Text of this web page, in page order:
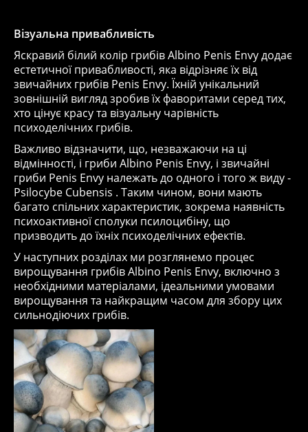
Візуальна привабливість
Яскравий білий колір грибів Albino Penis Envy додає
естетичної привабливості, яка відрізняє їх від
звичайних грибів Penis Envy. Їхній унікальний
зовнішній вигляд зробив їх фаворитами серед тих,
хто цінує красу та візуальну чарівність
психоделічних грибів.
Важливо відзначити, що, незважаючи на ці
відмінності, і гриби Albino Penis Envy, і звичайні
гриби Penis Envy належать до одного і того ж виду -
Psilocybe Cubensis . Таким чином, вони мають
багато спільних характеристик, зокрема наявність
психоактивної сполуки псилоцибіну, що
призводить до їхніх психоделічних ефектів.
У наступних розділах ми розглянемо процес
вирощування грибів Albino Penis Envy, включно з
необхідними матеріалами, ідеальними умовами
вирощування та найкращим часом для збору цих
сильнодіючих грибів.